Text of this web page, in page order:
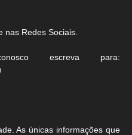
nas Redes Sociais.
escreva para:
As únicas informações que